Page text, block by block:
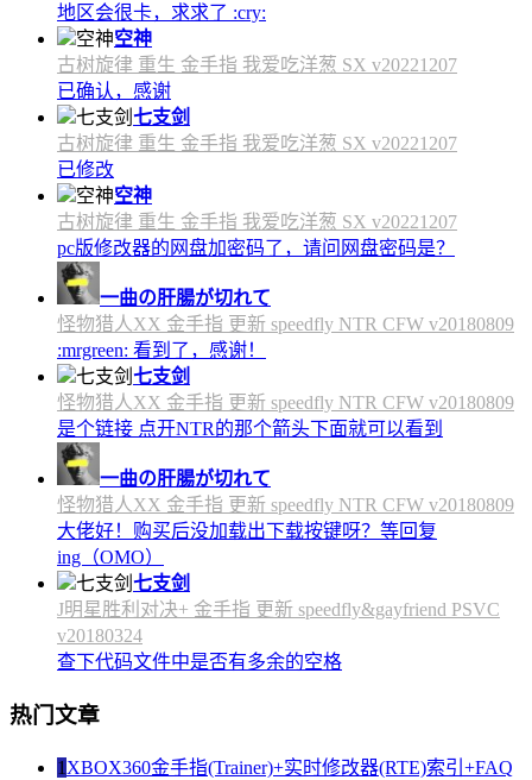
地区会很卡，求求了 :cry:
空神
古树旋律 重生 金手指 我爱吃洋葱 SX v20221207
已确认，感谢
七支剑
古树旋律 重生 金手指 我爱吃洋葱 SX v20221207
已修改
空神
古树旋律 重生 金手指 我爱吃洋葱 SX v20221207
pc版修改器的网盘加密码了，请问网盘密码是？
一曲の肝腸が切れて
怪物猎人XX 金手指 更新 speedfly NTR CFW v20180809
:mrgreen: 看到了，感谢！
七支剑
怪物猎人XX 金手指 更新 speedfly NTR CFW v20180809
是个链接 点开NTR的那个箭头下面就可以看到
一曲の肝腸が切れて
怪物猎人XX 金手指 更新 speedfly NTR CFW v20180809
大佬好！购买后没加载出下载按键呀？等回复
ing（OMO）
七支剑
J明星胜利对决+ 金手指 更新 speedfly&gayfriend PSVC
v20180324
查下代码文件中是否有多余的空格
热门文章
1 XBOX360金手指(Trainer)+实时修改器(RTE)索引+FAQ